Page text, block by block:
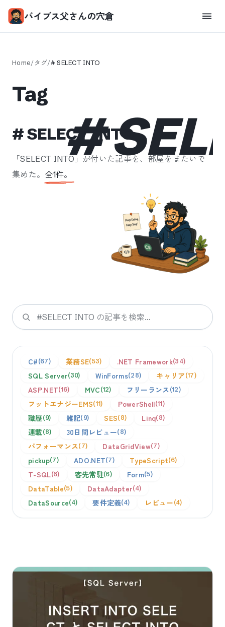
バイブス父さんの穴倉
Home/タグ/#SELECT INTO
#
Tag
#SELECT INTO
「SELECT INTO 」が付いた記事を、部屋をまたいで
集めた。 全1件。
検索
C# 67 業務SE 53 .NET Framework 34
SQL Server 30 WinForms 28 キャリア 17
ASP.NET 16 MVC 12 フリーランス 12
フットエナジーEMS 11 PowerShell 11
職歴 9 雑記 9 SES 8 Linq 8
連載 8 30日間レビュー 8
パフォーマンス 7 DataGridView 7
pickup 7 ADO.NET 7 TypeScript 6
T-SQL 6 客先常駐 6 Form 5
DataTable 5 DataAdapter 4
DataSource 4 要件定義 4 レビュー 4